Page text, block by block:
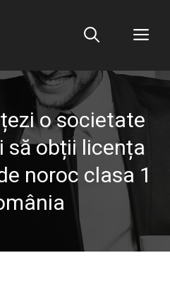
o societate
să obții licența
noroc clasa 1